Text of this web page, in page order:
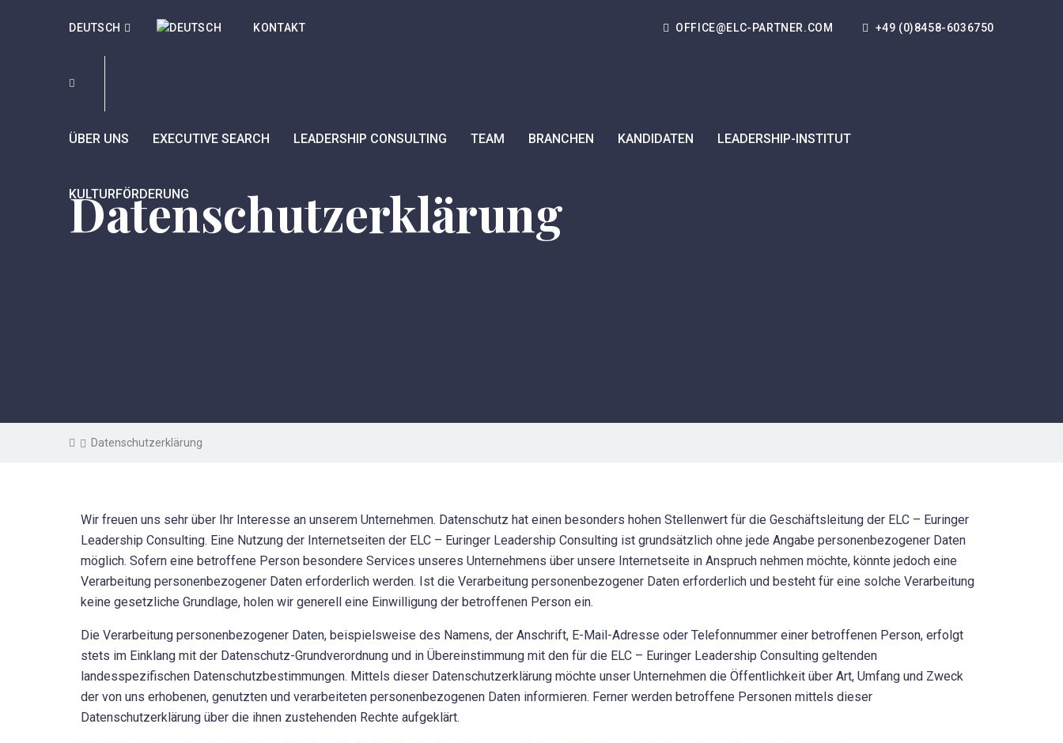
DEUTSCH KONTAKT OFFICE@ELC-PARTNER.COM +49 (0)8458-6036750
ÜBER UNS EXECUTIVE SEARCH LEADERSHIP CONSULTING TEAM BRANCHEN KANDIDATEN LEADERSHIP-INSTITUT
KULTURFÖRDERUNG
Datenschutzerklärung
Datenschutzerklärung
Wir freuen uns sehr über Ihr Interesse an unserem Unternehmen. Datenschutz hat einen besonders hohen Stellenwert für die Geschäftsleitung der ELC – Euringer
Leadership Consulting. Eine Nutzung der Internetseiten der ELC – Euringer Leadership Consulting ist grundsätzlich ohne jede Angabe personenbezogener Daten
möglich. Sofern eine betroffene Person besondere Services unseres Unternehmens über unsere Internetseite in Anspruch nehmen möchte, könnte jedoch eine
Verarbeitung personenbezogener Daten erforderlich werden. Ist die Verarbeitung personenbezogener Daten erforderlich und besteht für eine solche Verarbeitung
keine gesetzliche Grundlage, holen wir generell eine Einwilligung der betroffenen Person ein.
Die Verarbeitung personenbezogener Daten, beispielsweise des Namens, der Anschrift, E-Mail-Adresse oder Telefonnummer einer betroffenen Person, erfolgt
stets im Einklang mit der Datenschutz-Grundverordnung und in Übereinstimmung mit den für die ELC – Euringer Leadership Consulting geltenden
landesspezifischen Datenschutzbestimmungen. Mittels dieser Datenschutzerklärung möchte unser Unternehmen die Öffentlichkeit über Art, Umfang und Zweck
der von uns erhobenen, genutzten und verarbeiteten personenbezogenen Daten informieren. Ferner werden betroffene Personen mittels dieser
Datenschutzerklärung über die ihnen zustehenden Rechte aufgeklärt.